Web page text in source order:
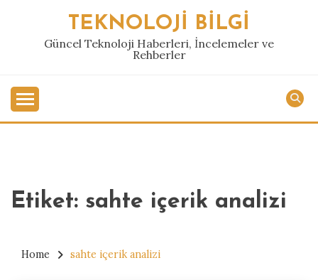
TEKNOLOJI BILGI
Güncel Teknoloji Haberleri, İncelemeler ve
Rehberler
Etiket: sahte içerik analizi
Home sahte içerik analizi